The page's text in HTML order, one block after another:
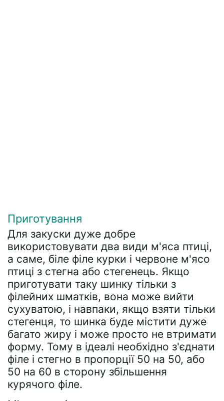
Приготування
Для закуски дуже добре
використовувати два види м'яса птиці,
а саме, біле філе курки і червоне м'ясо
птиці з стегна або стегенець. Якщо
приготувати таку шинку тільки з
філейних шматків, вона може вийти
сухуватою, і навпаки, якщо взяти тільки
стегенця, то шинка буде містити дуже
багато жиру і може просто не втримати
форму. Тому в ідеалі необхідно з'єднати
філе і стегно в пропорції 50 на 50, або
50 на 60 в сторону збільшення
курячого філе.